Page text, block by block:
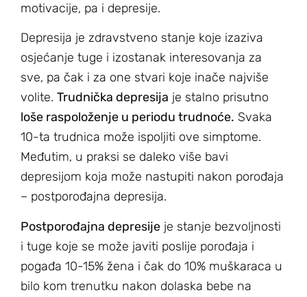
motivacije, pa i depresije.
Depresija je zdravstveno stanje koje izaziva
osjećanje tuge i izostanak interesovanja za
sve, pa čak i za one stvari koje inače najviše
volite. Trudnička depresija je stalno prisutno
loše raspoloženje u periodu trudnoće. Svaka
10-ta trudnica može ispoljiti ove simptome.
Međutim, u praksi se daleko više bavi
depresijom koja može nastupiti nakon porođaja
– postporođajna depresija.
Postporođajna depresije je stanje bezvoljnosti
i tuge koje se može javiti poslije porođaja i
pogađa 10-15% žena i čak do 10% muškaraca u
bilo kom trenutku nakon dolaska bebe na